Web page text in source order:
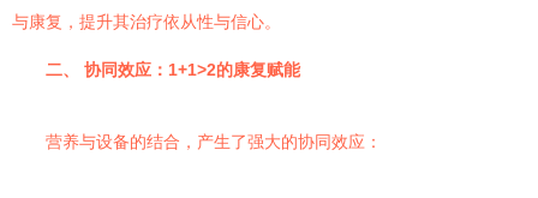
与康复，提升其治疗依从性与信心。
二、 协同效应：1+1>2的康复赋能
营养与设备的结合，产生了强大的协同效应：